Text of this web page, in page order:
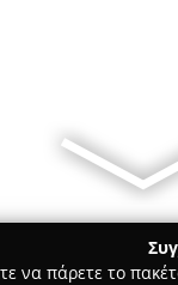
να πάρετε το